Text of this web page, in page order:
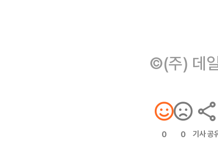
©(주) 데
0 0 기사 공